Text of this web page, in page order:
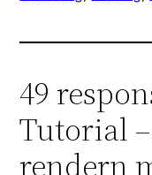
49
Tutorial
rendern